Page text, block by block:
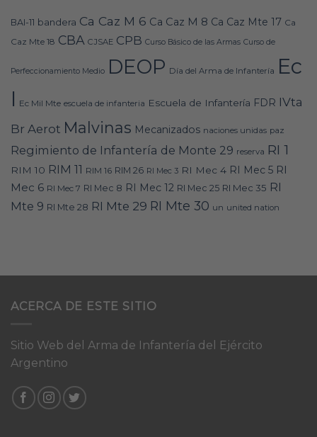
BAI-11 bandera Ca Caz M 6 Ca Caz M 8 Ca Caz Mte 17 Ca
Caz Mte 18 CBA CJSAE CPB Curso Básico de las Armas Curso de
Perfeccionamiento Medio DEOP Día del Arma de Infantería Ec
I Ec Mil Mte escuela de infanteria Escuela de Infantería FDR IVta
Br Aerot Malvinas Mecanizados naciones unidas paz
Regimiento de Infantería de Monte 29 reserva RI 1
RIM 10 RIM 11 RIM 16 RIM 26 RI Mec 3 RI Mec 4 RI Mec 5 RI
Mec 6 RI Mec 7 RI Mec 8 RI Mec 12 RI Mec 25 RI Mec 35 RI
Mte 9 RI Mte 28 RI Mte 29 RI Mte 30 un united nation
ACERCA DE ESTE SITIO
Sitio Web del Arma de Infantería del Ejército
Argentino